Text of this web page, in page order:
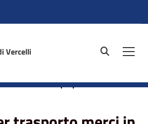
Vercelli site.searc
merci in conto proprio